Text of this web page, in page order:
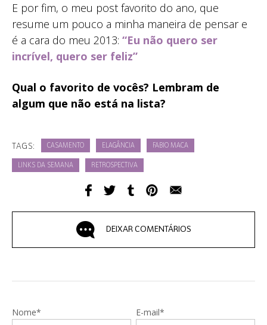
E por fim, o meu post favorito do ano, que
resume um pouco a minha maneira de pensar e
é a cara do meu 2013: “Eu não quero ser
incrível, quero ser feliz”
Qual o favorito de vocês? Lembram de
algum que não está na lista?
TAGS: CASAMENTO ELAGÂNCIA FABIO MACA
LINKS DA SEMANA RETROSPECTIVA
DEIXAR COMENTÁRIOS
Nome* E-mail*